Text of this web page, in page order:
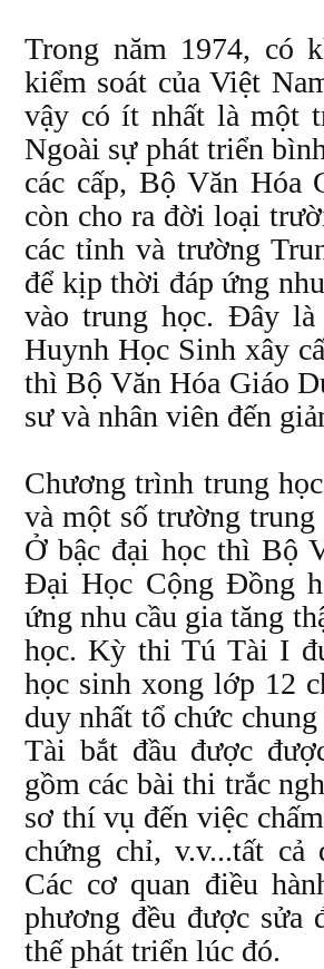
Trong năm 1974, có
kiểm soát của Việt
vậy có ít nhất là một
Ngoài sự phát triển
các cấp, Bộ Văn Hóa
còn cho ra đời loại
các tỉnh và trường
để kịp thời đáp ứng
vào trung học. Đây
Huynh Học Sinh xây
thì Bộ Văn Hóa Giáo
sư và nhân viên đến
Chương trình trung
và một số trường
Ở bậc đại học thì Bộ
Đại Học Cộng Đồng
ứng nhu cầu gia tăng
học. Kỳ thi Tú Tài I
học sinh xong lớp 12
duy nhất tổ chức
Tài bắt đầu được
gồm các bài thi trắc
sơ thí vụ đến việc
chứng chỉ, v.v...tất cả
Các cơ quan điều
phương đều được
thế phát triển lúc đó.